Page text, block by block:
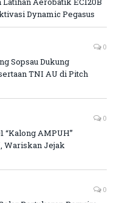
Dynamic Pegasus
0
Sopsau Dukung
TNI AU di Pitch
0
“Kalong AMPUH”
Wariskan Jejak
0